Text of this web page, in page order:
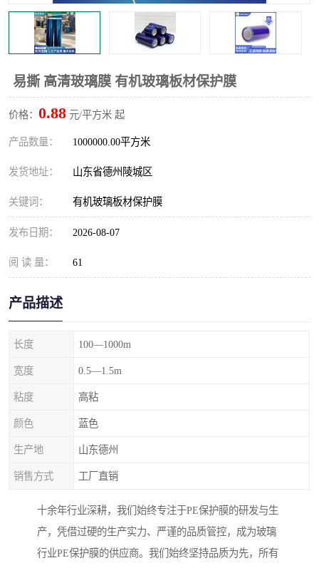
易撕 高清玻璃膜 有机玻璃板材保护膜
价格： 0.88 元/平方米 起
产品数量： 1000000.00平方米
发货地址： 山东省德州陵城区
关键词： 有机玻璃板材保护膜
发布日期： 2026-08-07
阅 读 量： 61
产品描述
长度 100—1000m
宽度 0.5—1.5m
粘度 高粘
颜色 蓝色
生产地 山东德州
销售方式 工厂直销
十余年行业深耕，我们始终专注于PE保护膜的研发与生
产，凭借过硬的生产实力、严谨的品质管控，成为玻璃
行业PE保护膜的供应商。我们始终坚持品质为先，所有
窗缝阻风胶带 铝板保护膜
不锈钢板保护膜 一次性隔离膜